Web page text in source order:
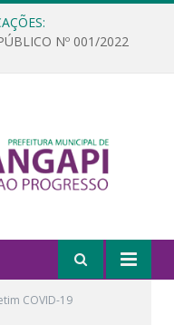
Nº 001/2022
COVID-19